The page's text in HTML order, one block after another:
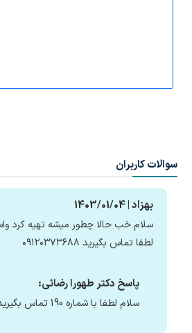
سوالات کاربران
بهزاد | 1403/01/04
سلام خب حالا چطور میشه تهیه کرد
لطفا تماس بگیرید ۰۹۱۲۰۳۷۳۶۸۸
پاسخ دکتر طهورا رضائی:
سلام لطفا با شماره 190 تماس بگیرید.